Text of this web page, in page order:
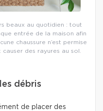
beaux au quotidien : tout
entrée de la maison afin
chaussure n’est permise
des rayures au sol.
débris
de placer des